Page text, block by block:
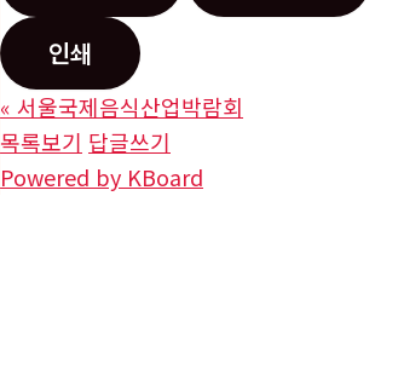
인쇄
« 서울국제음식산업박람회
목록보기 답글쓰기
Powered by KBoard